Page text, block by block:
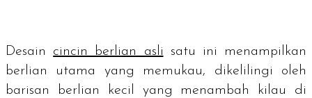
Desain cincin berlian asli satu ini menampilkan
berlian utama yang memukau, dikelilingi oleh
barisan berlian kecil yang menambah kilau di